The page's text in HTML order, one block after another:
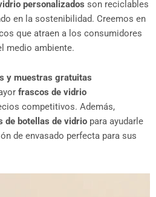
personalizados son reciclables
en la sostenibilidad. Creemos en
que atraen a los consumidores
medio ambiente.
y muestras gratuitas
frascos de vidrio
competitivos. Además,
de botellas de vidriopara ayudarle
de envasado perfecta para sus